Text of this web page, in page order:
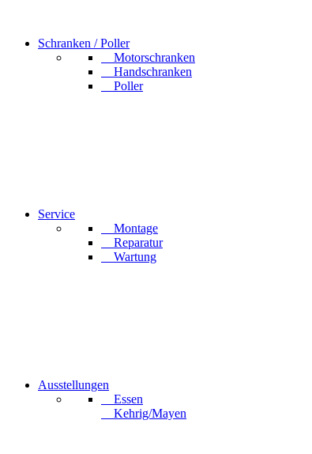
Schranken / Poller
Motorschranken
Handschranken
Poller
Service
Montage
Reparatur
Wartung
Ausstellungen
Essen
Kehrig/Mayen